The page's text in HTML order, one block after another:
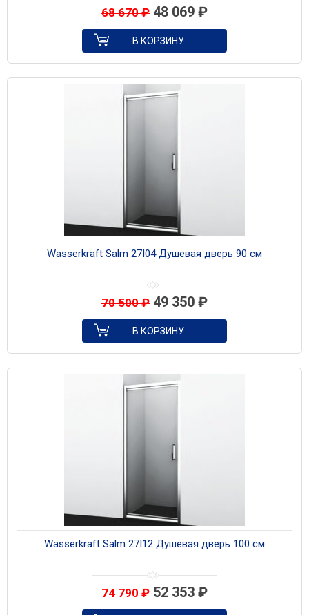
68 670₽ 48 069 ₽
В КОРЗИНУ
Wasserkraft Salm 27I04 Душевая дверь 90 см
70 500₽ 49 350 ₽
В КОРЗИНУ
Wasserkraft Salm 27I12 Душевая дверь 100 см
74 790₽ 52 353 ₽